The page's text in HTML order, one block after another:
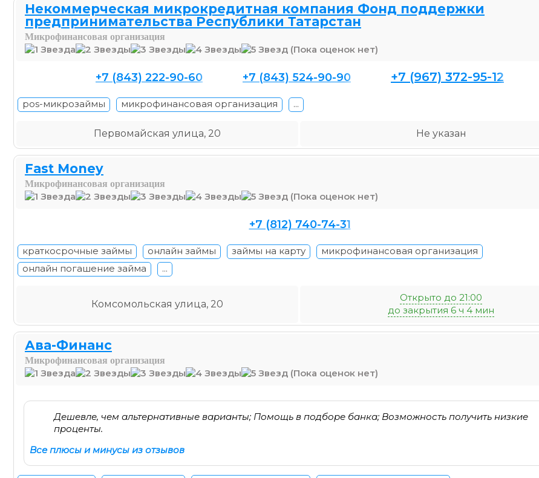
Некоммерческая микрокредитная компания Фонд поддержки
предпринимательства Республики Татарстан
Микрофинансовая организация
(Пока оценок нет)
+7 (843) 222-90-60 +7 (843) 524-90-90 +7 (967) 372-95-12
pos-микрозаймы микрофинансовая организация ...
Первомайская улица, 20 Не указан
Fast Money
Микрофинансовая организация
(Пока оценок нет)
+7 (812) 740-74-31
краткосрочные займы онлайн займы займы на карту
микрофинансовая организация
онлайн погашение займа
...
Комсомольская улица, 20
Открыто до 21:00
до закрытия 6 ч 4 мин
Ава-Финанс
Микрофинансовая организация
(Пока оценок нет)
Дешевле, чем альтернативные варианты; Помощь в подборе банка; Возможность получить низкие
проценты.
Все плюсы и минусы из отзывов